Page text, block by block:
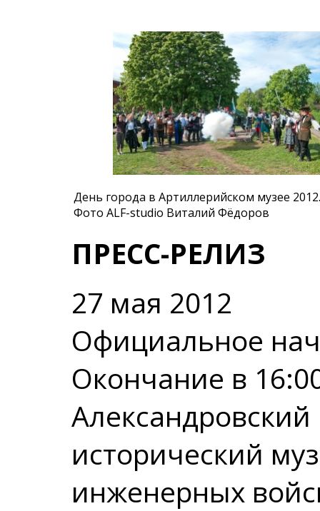
День города в Артиллерийском музее 2012.
Фото ALF-studio Виталий Фёдоров
ПРЕСС-РЕЛИЗ
27 мая 2012
Официальное
Окончание в
исторический
инженерных